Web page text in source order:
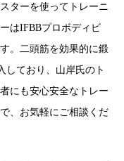
ターを使ってトレーニ
はIFBBプロボディビ
。二頭筋を効果的に鍛
しており、山岸氏のト
にも安心安全なトレー
、お気軽にご相談くだ